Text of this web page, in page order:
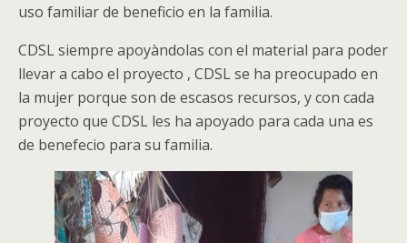
uso familiar de beneficio en la familia.
CDSL siempre apoyàndolas con el material para poder
llevar a cabo el proyecto , CDSL se ha preocupado en
la mujer porque son de escasos recursos, y con cada
proyecto que CDSL les ha apoyado para cada una es
de benefecio para su familia.